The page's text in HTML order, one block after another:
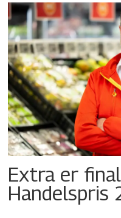
Extra er
Handelspris